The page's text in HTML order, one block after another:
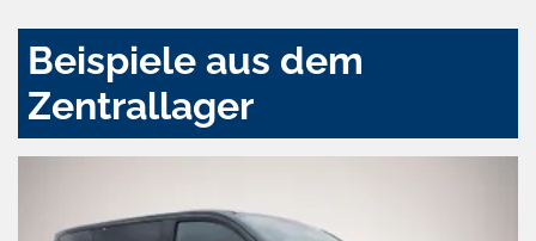
Beispiele aus dem
Zentrallager